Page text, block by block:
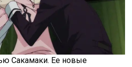
Сакамаки. Ее новые